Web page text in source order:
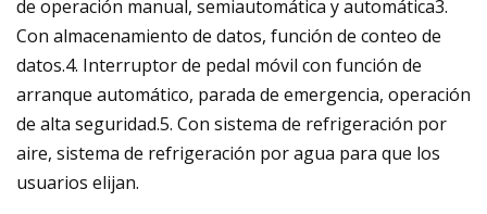
de operación manual, semiautomática y automática3.
Con almacenamiento de datos, función de conteo de
datos.4. Interruptor de pedal móvil con función de
arranque automático, parada de emergencia, operación
de alta seguridad.5. Con sistema de refrigeración por
aire, sistema de refrigeración por agua para que los
usuarios elijan.